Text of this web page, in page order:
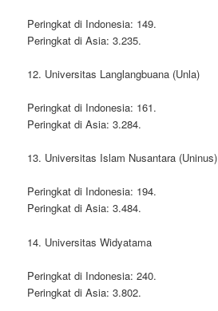
Peringkat di Indonesia: 149.
Peringkat di Asia: 3.235.
12. Universitas Langlangbuana (Unla)
Peringkat di Indonesia: 161.
Peringkat di Asia: 3.284.
13. Universitas Islam Nusantara (Uninus)
Peringkat di Indonesia: 194.
Peringkat di Asia: 3.484.
14. Universitas Widyatama
Peringkat di Indonesia: 240.
Peringkat di Asia: 3.802.